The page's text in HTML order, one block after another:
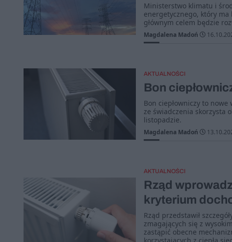
Ministerstwo klimatu i
energetycznego, który
głównym celem będzie
Magdalena Madoń
AKTUALNOŚCI
Bon
Bon ciepłowniczy to
ze świadczenia skorzysta
listopadzie.
Magdalena Madoń
AKTUALNOŚCI
Rząd
kryterium
Rząd przedstawił
zmagających się z
zastąpić obecne
korzystających z ciepła